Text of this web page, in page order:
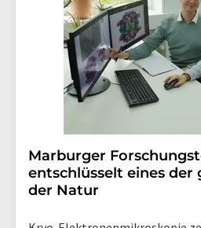
Marburger
entschlüsselt eines der
der Natur